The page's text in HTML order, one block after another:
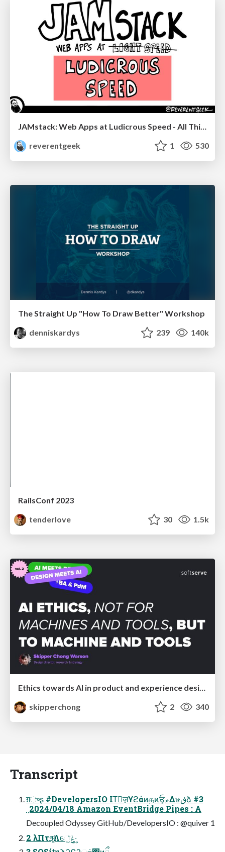
reverentgeek
1 530
The Straight Up "How To Draw Better" Workshop
denniskardys
239 140k
RailsConf 2023
tenderlove
30 1.5k
skipperchong
2 340
Transcript
ग़ுʂ #DevelopersIO ITٕज़ϒϩάͷதͷਓ͕ޠΔษڧձ #3
ˏ2024/04/18 Amazon EventBridge Pipes : A
Decoupled Odyssey GitHub/DevelopersIO : @quiver 1
2 λΠτϧ͚ͩΛେ͖͘ݟͤ·͢